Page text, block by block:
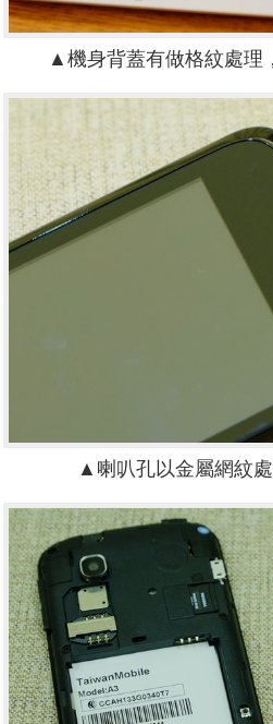
▲機身背蓋有做格紋處理
▲喇叭孔以金屬網紋處